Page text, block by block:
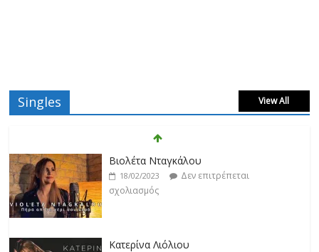
Singles View All
Βιολέτα Νταγκάλου
18/02/2023
Δεν επιτρέπεται
σχολιασμός
Κατερίνα Λιόλιου